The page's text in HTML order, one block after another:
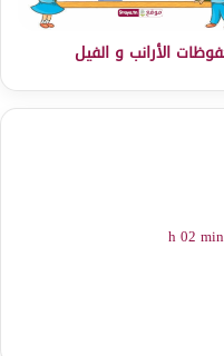
الأرانب و الفيل